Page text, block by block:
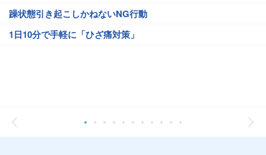
躁状態引き起こしかねないNG行動
1日10分で手軽に「ひざ痛対策」